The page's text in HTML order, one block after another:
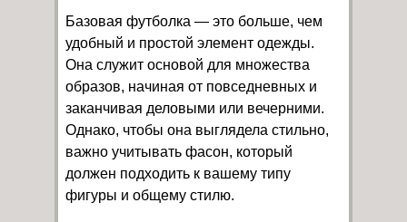
Базовая футболка — это больше, чем
удобный и простой элемент одежды.
Она служит основой для множества
образов, начиная от повседневных и
заканчивая деловыми или вечерними.
Однако, чтобы она выглядела стильно,
важно учитывать фасон, который
должен подходить к вашему типу
фигуры и общему стилю.